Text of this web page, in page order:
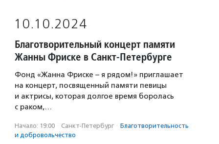
10.10.2024
Благотворительный концерт памяти
Жанны Фриске в Санкт-Петербурге
Фонд «Жанна Фриске – я рядом!» приглашает
на концерт, посвященный памяти певицы
и актрисы, которая долгое время боролась
с раком,…
Начало: 19:00 · Санкт-Петербург · Благотвори­тель­ность
и доброволь­чест­во